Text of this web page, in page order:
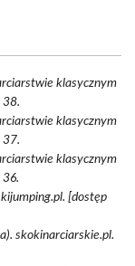
klasycznym
38.
klasycznym
37.
klasycznym
[dostęp
skokinarciarskie.pl.